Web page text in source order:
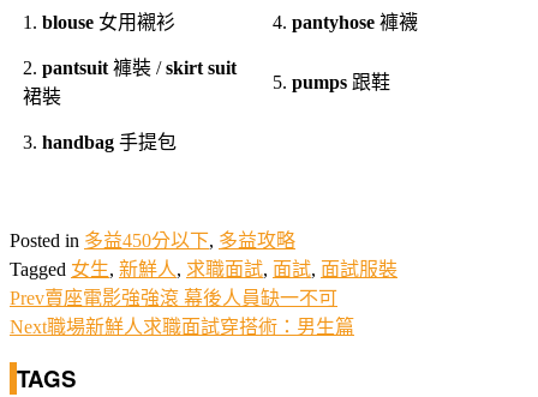
1. blouse 女用襯衫 4. pantyhose 褲襪
2. pantsuit褲裝 /skirt suit
裙裝
5. pumps 跟鞋
3. handbag 手提包
Posted in 多益450分以下, 多益攻略
Tagged 女生, 新鮮人, 求職面試, 面試, 面試服裝
Prev賣座電影強強滾 幕後人員缺一不可
Next職場新鮮人求職面試穿搭術：男生篇
TAGS